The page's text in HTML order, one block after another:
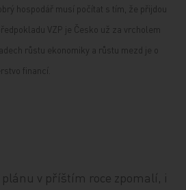
hospodář musí počítat s tím, že přijdou
VZP je Česko už za vrcholem
růstu ekonomiky a růstu mezd je o
financí.
plánu v příštím roce zpomalí, i